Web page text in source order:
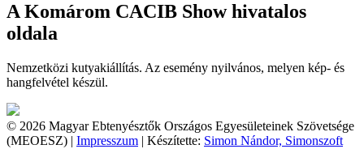
A Komárom CACIB Show hivatalos
oldala
Nemzetközi kutyakiállítás. Az esemény nyilvános, melyen kép- és
hangfelvétel készül.
© 2026 Magyar Ebtenyésztők Országos Egyesületeinek Szövetsége
(MEOESZ) | Impresszum | Készítette: Simon Nándor, Simonszoft